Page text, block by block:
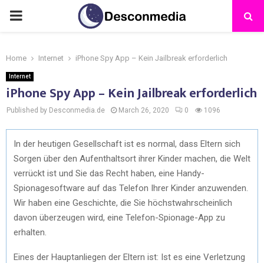
Home Internet iPhone Spy App – Kein Jailbreak erforderlich
Internet
iPhone Spy App – Kein Jailbreak erforderlich
Published by Desconmedia.de March 26, 2020 0 1096
In der heutigen Gesellschaft ist es normal, dass Eltern sich
Sorgen über den Aufenthaltsort ihrer Kinder machen, die Welt
verrückt ist und Sie das Recht haben, eine Handy-
Spionagesoftware auf das Telefon Ihrer Kinder anzuwenden.
Wir haben eine Geschichte, die Sie höchstwahrscheinlich
davon überzeugen wird, eine Telefon-Spionage-App zu
erhalten.
Eines der Hauptanliegen der Eltern ist: Ist es eine Verletzung